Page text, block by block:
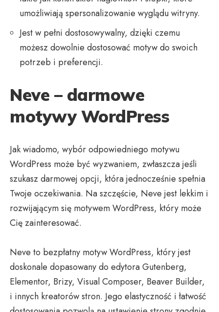
umożliwiają spersonalizowanie wyglądu witryny.
Jest w pełni dostosowywalny, dzięki czemu
możesz dowolnie dostosować motyw do swoich
potrzeb i preferencji.
Neve – darmowe
motywy WordPress
Jak wiadomo, wybór odpowiedniego motywu
WordPress może być wyzwaniem, zwłaszcza jeśli
szukasz darmowej opcji, która jednocześnie spełnia
Twoje oczekiwania. Na szczęście, Neve jest lekkim i
rozwijającym się motywem WordPress, który może
Cię zainteresować.
Neve to bezpłatny motyw WordPress, który jest
doskonale dopasowany do edytora Gutenberg,
Elementor, Brizy, Visual Composer, Beaver Builder,
i innych kreatorów stron. Jego elastyczność i łatwość